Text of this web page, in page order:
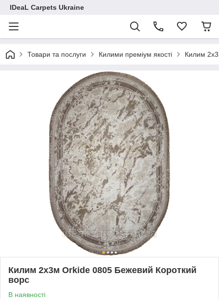
IDeaL Carpets Ukraine
Товари та послуги Килими преміум якості Килим
Килим 2x3м Orkide 0805 Бежевий Короткий
ворс
В наявності